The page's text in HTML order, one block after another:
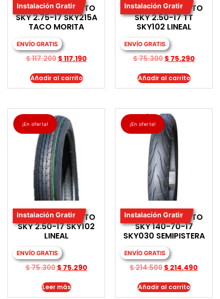
Instalación Gratis
LLANTA PARA MOTO
SKY 2.75-17 SKY215A
TACO MORITA
ENVÍO GRATIS
$117.200 $117.190
Añadir al carrito
Instalación Gratis
LLANTA PARA MOTO
SKY 2.50-17 TT
SKY102 LINEAL
ENVÍO GRATIS
$75.300 $75.290
Añadir al carrito
¡En oferta!
Instalación Gratis
LLANTA PARA MOTO
SKY 2.50-17 SKY102
LINEAL
ENVÍO GRATIS
$75.300 $75.290
Leer más
¡En oferta!
Instalación Gratis
LLANTA PARA MOTO
SKY 140-70-17
SKY030 SEMIPISTERA
ENVÍO GRATIS
$214.500 $ 214.490
Añadir al carrito